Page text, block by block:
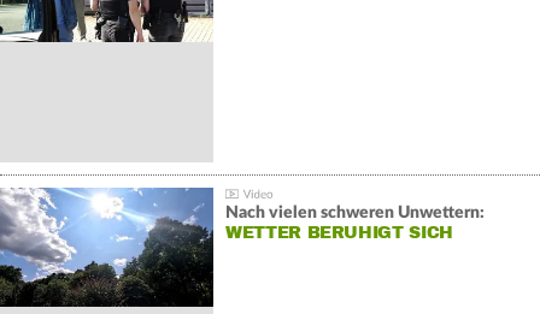
Nach vielen schweren Unwettern:
WETTER BERUHIGT SICH